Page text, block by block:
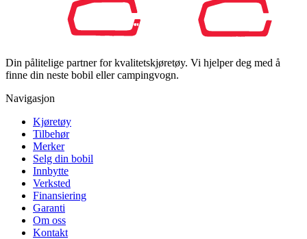
Din pålitelige partner for kvalitetskjøretøy. Vi hjelper deg med å
finne din neste bobil eller campingvogn.
Navigasjon
Kjøretøy
Tilbehør
Merker
Selg din bobil
Innbytte
Verksted
Finansiering
Garanti
Om oss
Kontakt